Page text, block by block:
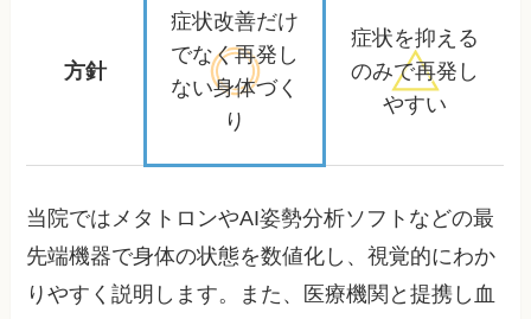
方針
症状改善だけ
でなく再発し
ない身体づく
り
症状を抑える
のみで再発し
やすい
当院ではメタトロンやAI姿勢分析ソフトなどの最
先端機器で身体の状態を数値化し、視覚的にわか
りやすく説明します。また、医療機関と提携し血